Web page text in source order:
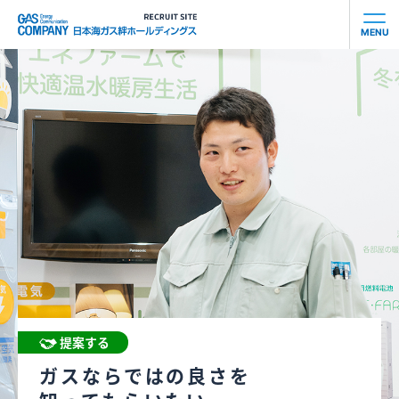
会社を知る
働き⽅を知る
お知らせ
募集要項
MENU
提案する
ガスならではの良さを